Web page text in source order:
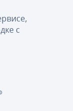
с